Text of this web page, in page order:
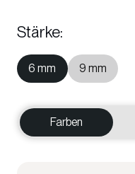
Stärke:
6 mm 9 mm
Farben